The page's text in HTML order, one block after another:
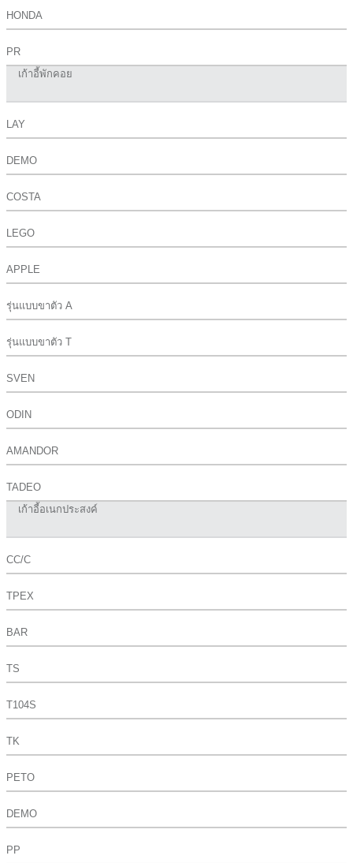
HONDA
PR
เก้าอี้พักคอย
LAY
DEMO
COSTA
LEGO
APPLE
รุ่นแบบขาตัว A
รุ่นแบบขาตัว T
SVEN
ODIN
AMANDOR
TADEO
เก้าอี้อเนกประสงค์
CC/C
TPEX
BAR
TS
T104S
TK
PETO
DEMO
PP